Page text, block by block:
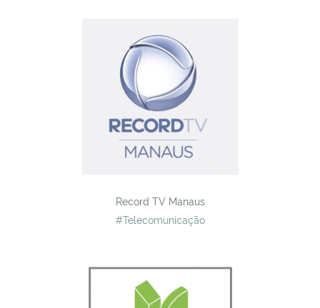
Record TV Manaus
#Telecomunicação